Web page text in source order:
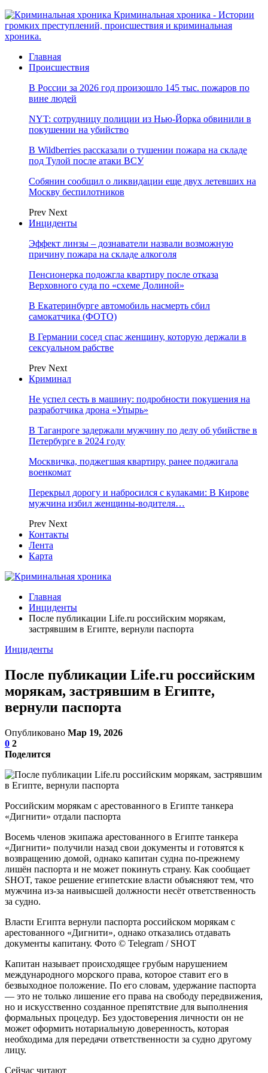
Криминальная хроника - Истории
громких преступлений, происшествия и криминальная
хроника.
Главная
Происшествия
В России за 2026 год произошло 145 тыс. пожаров по
вине людей
NYT: сотрудницу полиции из Нью-Йорка обвинили в
покушении на убийство
В Wildberries рассказали о тушении пожара на складе
под Тулой после атаки ВСУ
Собянин сообщил о ликвидации еще двух летевших на
Москву беспилотников
Prev Next
Инциденты
Эффект линзы – дознаватели назвали возможную
причину пожара на складе алкоголя
Пенсионерка подожгла квартиру после отказа
Верховного суда по «схеме Долиной»
В Екатеринбурге автомобиль насмерть сбил
самокатчика (ФОТО)
В Германии сосед спас женщину, которую держали в
сексуальном рабстве
Prev Next
Криминал
Не успел сесть в машину: подробности покушения на
разработчика дрона «Упырь»
В Таганроге задержали мужчину по делу об убийстве в
Петербурге в 2024 году
Москвичка, поджегшая квартиру, ранее поджигала
военкомат
Перекрыл дорогу и набросился с кулаками: В Кирове
мужчина избил женщины-водителя…
Prev Next
Контакты
Лента
Карта
Главная
Инциденты
После публикации Life.ru российским морякам,
застрявшим в Египте, вернули паспорта
Инциденты
После публикации Life.ru российским
морякам, застрявшим в Египте,
вернули паспорта
Опубликовано Мар 19, 2026
0 2
Поделится
Российским морякам с арестованного в Египте танкера
«Дигнити» отдали паспорта
Восемь членов экипажа арестованного в Египте танкера
«Дигнити» получили назад свои документы и готовятся к
возвращению домой, однако капитан судна по-прежнему
лишён паспорта и не может покинуть страну. Как сообщает
SHOT, такое решение египетские власти объясняют тем, что
мужчина из-за наивысшей должности несёт ответственность
за судно.
Власти Египта вернули паспорта российском морякам с
арестованного «Дигнити», однако отказались отдавать
документы капитану. Фото © Telegram / SHOT
Капитан называет происходящее грубым нарушением
международного морского права, которое ставит его в
безвыходное положение. По его словам, удержание паспорта
— это не только лишение его права на свободу передвижения,
но и искусственно созданное препятствие для выполнения
формальных процедур. Без удостоверения личности он не
может оформить нотариальную доверенность, которая
необходима для передачи ответственности за судно другому
лицу.
Сейчас читают